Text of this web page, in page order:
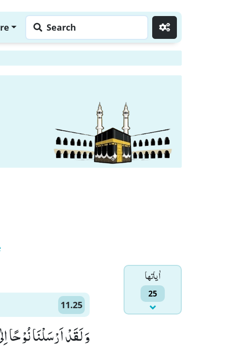
Search
اٰياتها
25
11.25
وَ لَقَدْ اَرْسَلْنَا نُوْحًا